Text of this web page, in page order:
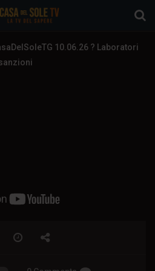
10.06.26 ? Laboratori